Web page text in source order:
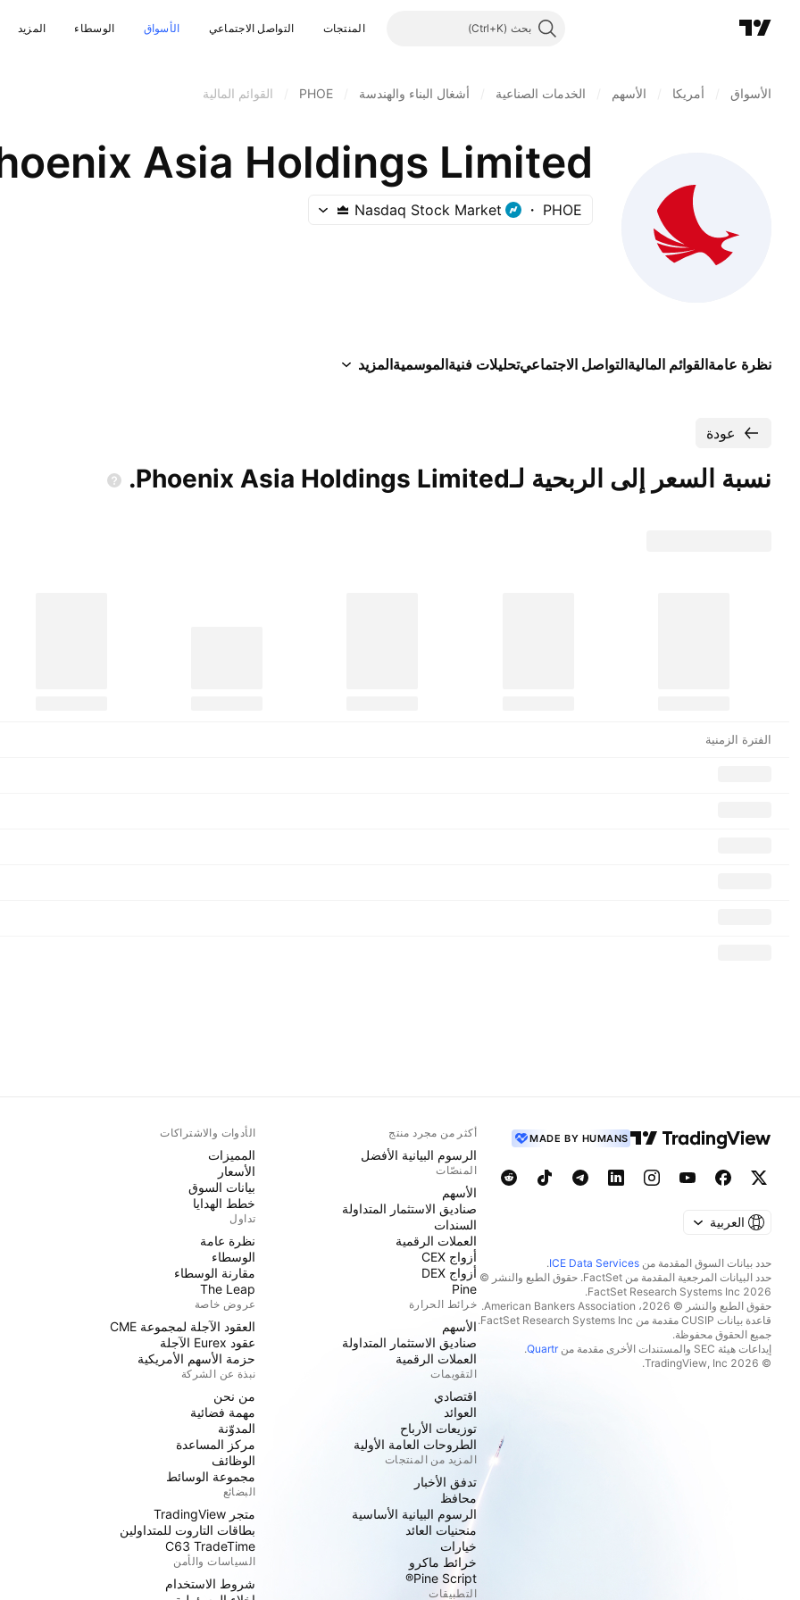
بحث المنتجات التواصل الاجتماعي الأسواق الوسطاء المزيد
الأسواق أمريكا الأسهم الخدمات الصناعية أشغال البناء والهندسة PHOE القوائم المالية
Asia Holdings Limited
PHOE
Nasdaq Stock Market
نظرة عامةالقوائم الماليةالتواصل الاجتماعيتحليلات فنيةالموسميةالمزيد
عودة
نسبة السعر إلى الربحية لـ‎Phoenix Asia HoldingsLimited‎.
الفترة الزمنية
MADE BY HUMANS
العربية
حدد بيانات السوق المقدمة من ICE Data Services
.
حدد البيانات المرجعية المقدمة من FactSet. حقوق الطبع والنشر ©
2026 FactSet Research Systems Inc.
حقوق الطبع والنشر © 2026، American Bankers Association.
قاعدة بيانات CUSIP مقدمة من FactSet Research Systems Inc.
جميع الحقوق محفوظة.
إيداعات هيئة SEC والمستندات الأخرى مقدمة من
Quartr
.
© 2026 TradingView, Inc.
أكثر من مجرد منتج
الرسوم البيانية الأفضل
المنصّات
الأسهم
صناديق الاستثمار المتداولة
السندات
العملات الرقمية
أزواج CEX
أزواج DEX
Pine
خرائط الحرارة
الأسهم
صناديق الاستثمار المتداولة
العملات الرقمية
التقويمات
اقتصادي
العوائد
توزيعات الأرباح
الطروحات العامة الأولية
المزيد من المنتجات
تدفق الأخبار
محافظ
الرسوم البيانية الأساسية
منحنيات العائد
خيارات
خرائط ماكرو
Pine Script®
التطبيقات
الأدوات والاشتراكات
المميزات
الأسعار
بيانات السوق
خطط الهدايا
تداول
نظرة عامة
الوسطاء
مقارنة الوسطاء
The Leap
عروض خاصة
العقود الآجلة لمجموعة CME
عقود Eurex الآجلة
حزمة الأسهم الأمريكية
نبذة عن الشركة
من نحن
مهمة فضائية
المدوّنة
مركز المساعدة
الوظائف
مجموعة الوسائط
البضائع
متجر TradingView
بطاقات التاروت للمتداولين
C63 TradeTime
السياسات والأمن
شروط الاستخدام